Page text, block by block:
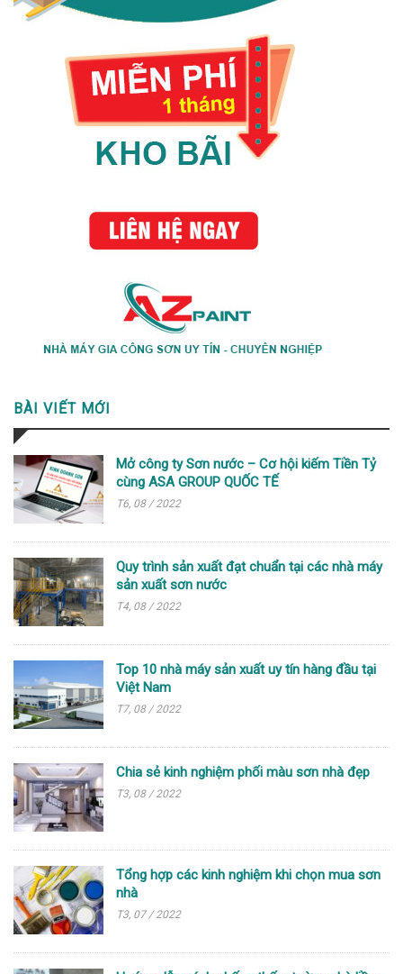
BÀI VIẾT MỚI
Mở công ty Sơn nước – Cơ hội kiếm Tiền Tỷ
cùng ASA GROUP QUỐC TẾ
T6, 08 / 2022
Quy trình sản xuất đạt chuẩn tại các nhà máy
sản xuất sơn nước
T4, 08 / 2022
Top 10 nhà máy sản xuất uy tín hàng đầu tại
Việt Nam
T7, 08 / 2022
Chia sẻ kinh nghiệm phối màu sơn nhà đẹp
T3, 08 / 2022
Tổng hợp các kinh nghiệm khi chọn mua sơn
nhà
T3, 07 / 2022